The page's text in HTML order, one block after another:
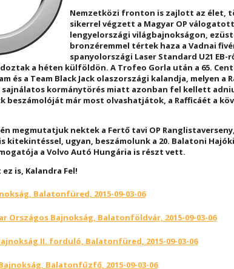
Nemzetközi fronton is zajlott az élet,
sikerrel végzett a Magyar OP
lengyelországi világbajnokságon,
bronzéremmel tértek haza a Vadnai
spanyolországi Laser Standard U21 EB-
a héten külföldön. A Trofeo Gorla után a 65.
és a Team Black Jack olaszországi kalandja, melyen a
kormánytörés miatt azonban fel kellett
beszámolóját már most olvashatjátok, a Rafficáét a
megmutatjuk nektek a Fertő tavi OP
kitekintéssel, ugyan, beszámolunk a 20. Balatoni
a Volvo Autó Hungária is részt vett.
is, Kalandra Fel!
Balatonfüred, 2015-09-03-06
Országos Bajnokság, Balatonföldvár, 2015-09-03-06
II. forduló, Balatonfüred, 2015-09-03-06
Balatonfűzfő, 2015-09-03-06